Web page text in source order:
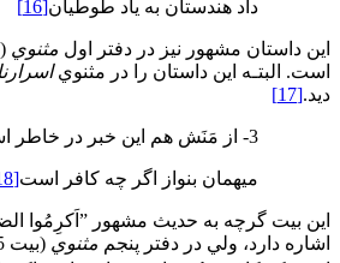
داد هندستان به ياد طوطيان[16]
اين داستان مشهور نيز در دفتر اول مثنوي
است. البتـه اين داستان را در مثنوي
ديد.[17]
3- از مَنَش هم اين خبر در خاطر است
ميهمان بنواز اگر چه كافر است[18]
اين بيت گرچه به حديث مشهور ”اَكرِمُوا
اشاره دارد، ولي در دفتر پنجم مثنوي